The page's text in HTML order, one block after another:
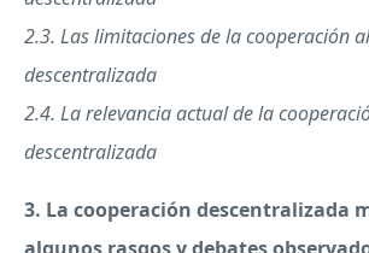
2.3. Las limitaciones de la cooperación
descentralizada
2.4. La relevancia actual de la
descentralizada
3. La cooperación descentralizada